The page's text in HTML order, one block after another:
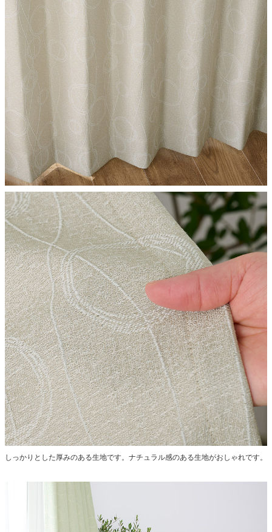
しっかりとした厚みのある生地です。ナチュラル感のある生地がおしゃれです。